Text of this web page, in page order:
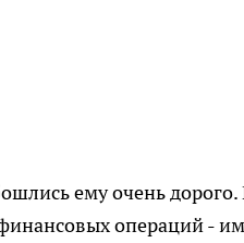
ему очень
операций -